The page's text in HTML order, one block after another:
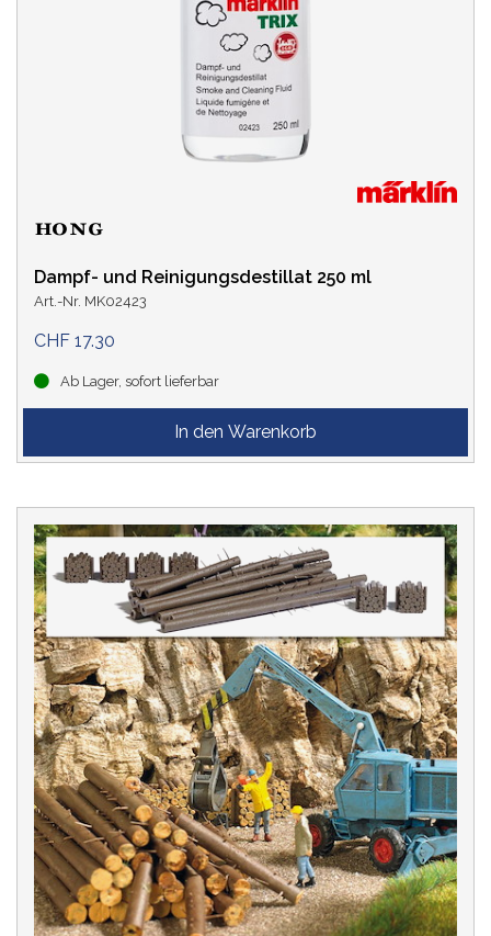
Dampf- und Reinigungsdestillat 250 ml
Art.-Nr. MK02423
CHF 17.30
Ab Lager, sofort lieferbar